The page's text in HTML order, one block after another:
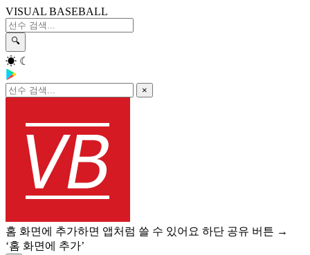
VISUAL BASEBALL
🔍
☀ ☾
×
홈 화면에 추가하면 앱처럼 쓸 수 있어요 하단 공유 버튼 →
‘홈 화면에 추가’